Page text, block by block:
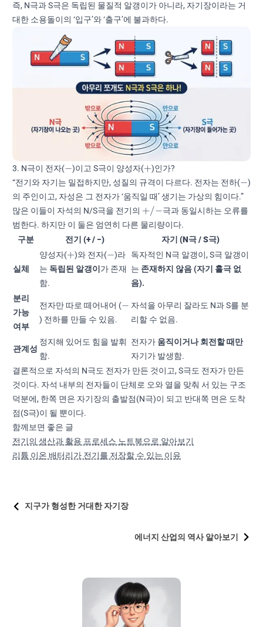
즉, N극과 S극은 독립된 물질적 알갱이가 아니라, 자기장이라는 거
대한 소용돌이의 ‘입구’와 ‘출구’에 불과하다.
3. N극이 전자(-
−)이고 S극이 양성자(+
+)인가?
“전기와 자기는 밀접하지만, 성질의 규격이 다르다. 전자는 전하(-
−)
의 주인이고, 자성은 그 전자가 ‘움직일 때’ 생기는 가상의 힘이다.”
많은 이들이 자석의 N/S극을 전기의 +/-
+/−극과 동일시하는 오류를
범한다. 하지만 이 둘은 엄연히 다른 물리량이다.
구분
전기 (+ / −) 자기 (N극 / S극)
실체
양성자(+
+)와 전자(-
−)라
는 독립된 알갱이 가 존재
함.
독자적인 N극 알갱이, S극 알갱이
는 존재하지 않음 (자기 홀극 없
음).
분리
가능
여부
전자만 따로 떼어내어 (-
−
) 전하를 만들 수 있음.
자석을 아무리 잘라도 N과 S를 분
리할 수 없음.
관계성
정지해 있어도 힘을 발휘
함.
전자가 움직이거나 회전할 때만
자기가 발생함.
결론적으로 자석의 N극도 전자가 만든 것이고, S극도 전자가 만든
것이다. 자석 내부의 전자들이 단체로 오와 열을 맞춰 서 있는 구조
덕분에, 한쪽 면은 자기장의 출발점(N극)이 되고 반대쪽 면은 도착
점(S극)이 될 뿐이다.
함께보면 좋은 글
전기의 생산과 활용 프로세스 노트북으로 알아보기
리튬 이온 배터리가 전기를 저장할 수 있는 이유
지구가 형성한 거대한 자기장
에너지 산업의 역사 알아보기